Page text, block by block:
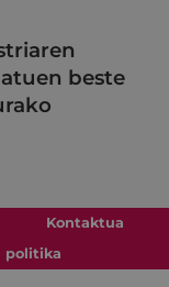
beste
Kontaktua
politika